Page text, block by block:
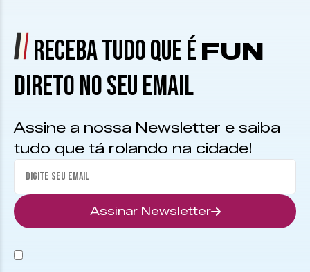
RECEBA TUDO QUE É FUN
DIRETO NO SEU EMAIL
Assine a nossa Newsletter e saiba
tudo que tá rolando na cidade!
Assinar Newsletter